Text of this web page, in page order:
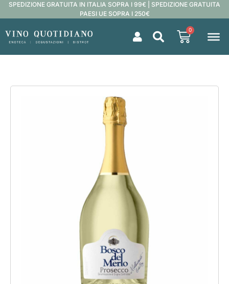
SPEDIZIONE GRATUITA IN ITALIA SOPRA I 99€ | SPEDIZIONE GRATUITA
PAESI UE SOPRA I 250€
0